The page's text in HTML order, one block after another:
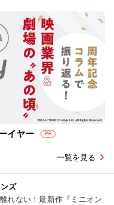
イヤー PR
一覧を見る
ズ
れない！最新作『ミニオン